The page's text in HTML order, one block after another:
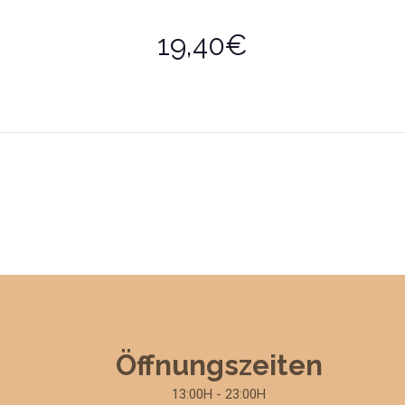
19,40€
Öffnungszeiten
13:00H - 23:00H